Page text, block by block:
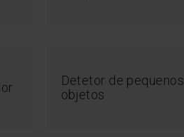
Detetor de pequenos
objetos